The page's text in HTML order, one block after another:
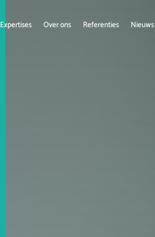
Expertises Over ons Referenties Nieuws